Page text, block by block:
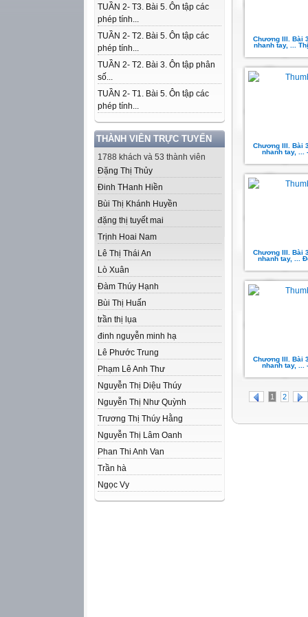
TUẦN 2- T3. Bài 5. Ôn tập các
phép tính...
TUẦN 2- T2. Bài 5. Ôn tập các
phép tính...
TUẦN 2- T2. Bài 3. Ôn tập phân
số...
TUẦN 2- T1. Bài 5. Ôn tập các
phép tính...
THÀNH VIÊN TRỰC TUYẾN
1788 khách và 53 thành viên
Đặng Thị Thủy
Đinh THanh Hiền
Bùi Thị Khánh Huyền
đặng thị tuyết mai
Trịnh Hoai Nam
Lê Thị Thái An
Lò Xuân
Đàm Thúy Hạnh
Bùi Thị Huấn
trần thị lụa
đinh nguyễn minh hạ
Lê Phước Trung
Phạm Lê Anh Thư
Nguyễn Thị Diệu Thúy
Nguyễn Thị Như Quỳnh
Trương Thị Thúy Hằng
Nguyễn Thị Lâm Oanh
Phan Thi Anh Van
Trần hà
Ngọc Vy
Chương III. Bài
nhanh tay, ...
Chương III. Bài
nhanh tay, ...
Chương III. Bài
nhanh tay, ...
Chương III. Bài
nhanh tay, ...
1 2